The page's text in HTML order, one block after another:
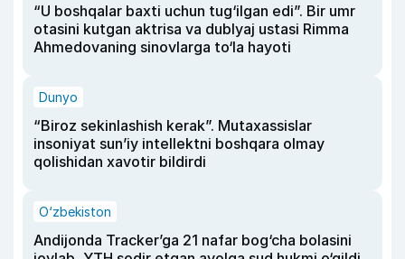
“U boshqalar baxti uchun tug‘ilgan edi”. Bir umr
otasini kutgan aktrisa va dublyaj ustasi Rimma
Ahmedovaning sinovlarga to‘la hayoti
Dunyo
“Biroz sekinlashish kerak”. Mutaxassislar
insoniyat sun’iy intellektni boshqara olmay
qolishidan xavotir bildirdi
O‘zbekiston
Andijonda Tracker’ga 21 nafar bog‘cha bolasini